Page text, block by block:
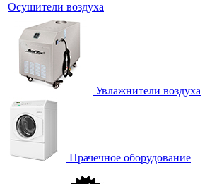
Осушители воздуха
Увлажнители воздуха
Прачечное оборудование